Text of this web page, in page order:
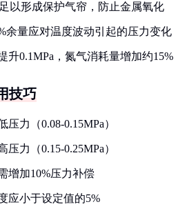
足以形成保护气帘，防止金属氧化
余量应对温度波动引起的压力变化
升0.1MPa，氮气消耗量增加约15%
技巧
力（0.08-0.15MPa）
力（0.15-0.25MPa）
增加10%压力补偿
应小于设定值的5%